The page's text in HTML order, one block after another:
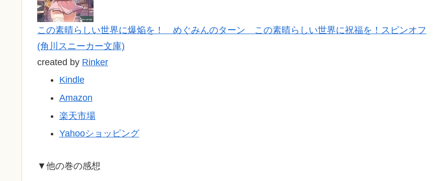
この素晴らしい世界に爆焔を！ めぐみんのターン この素晴らしい世界に祝福を！スピンオフ
(角川スニーカー文庫)
created by Rinker
Kindle
Amazon
楽天市場
Yahooショッピング
▼他の巻の感想